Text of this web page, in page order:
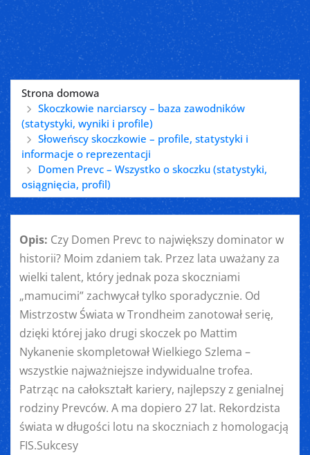
Strona domowa
Skoczkowie narciarscy – baza zawodników
(statystyki, wyniki i profile)
Słoweńscy skoczkowie – profile, statystyki i
informacje o reprezentacji
Domen Prevc – Wszystko o skoczku (statystyki,
osiągnięcia, profil)
Opis: Czy Domen Prevc to największy dominator w
historii? Moim zdaniem tak. Przez lata uważany za
wielki talent, który jednak poza skoczniami
„mamucimi” zachwycał tylko sporadycznie. Od
Mistrzostw Świata w Trondheim zanotował serię,
dzięki której jako drugi skoczek po Mattim
Nykanenie skompletował Wielkiego Szlema –
wszystkie najważniejsze indywidualne trofea.
Patrząc na całokształt kariery, najlepszy z genialnej
rodziny Prevców. A ma dopiero 27 lat. Rekordzista
świata w długości lotu na skoczniach z homologacją
FIS.Sukcesy